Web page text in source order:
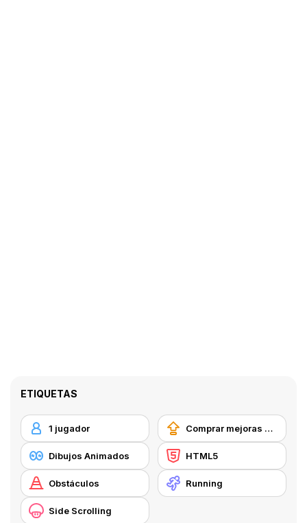
ETIQUETAS
1 jugador Comprar mejoras de equipamiento
Dibujos Animados HTML5
Obstáculos Running
Side Scrolling